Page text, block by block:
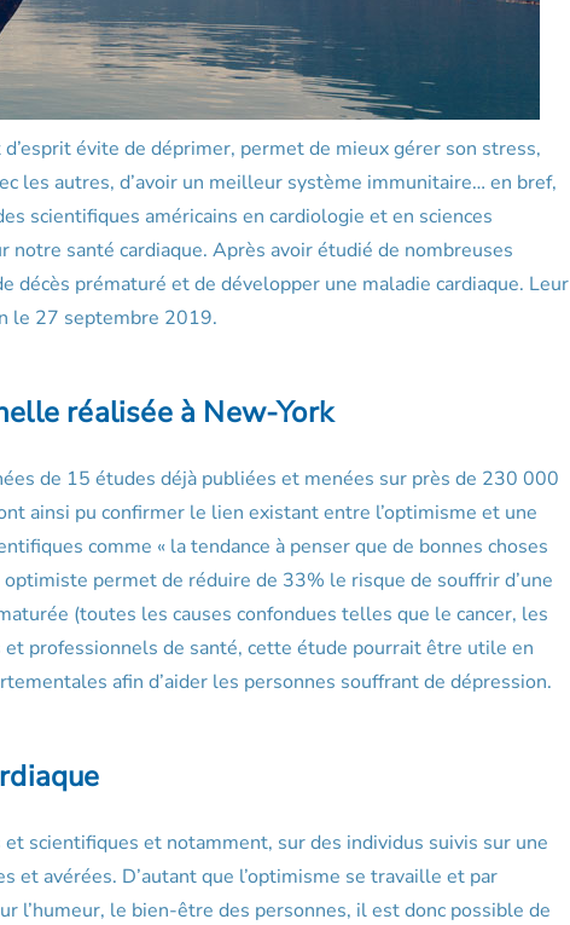
évite de déprimer, permet de mieux gérer son stress,
les autres, d’avoir un meilleur système immunitaire… en bref,
scientifiques américains en cardiologie et en sciences
santé cardiaque. Après avoir étudié de nombreuses
prématuré et de développer une maladie cardiaque. Leur
le 27 septembre 2019.
réalisée à New-York
de 15 études déjà publiées et menées sur près de 230 000
ainsi pu confirmer le lien existant entre l’optimisme et une
comme « la tendance à penser que de bonnes choses
permet de réduire de 33% le risque de souffrir d’une
(toutes les causes confondues telles que le cancer, les
professionnels de santé, cette étude pourrait être utile en
afin d’aider les personnes souffrant de dépression.
scientifiques et notamment, sur des individus suivis sur une
avérées. D’autant que l’optimisme se travaille et par
l’humeur, le bien-être des personnes, il est donc possible de